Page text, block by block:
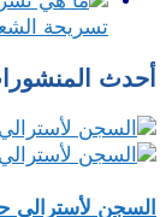
تسريحة الشعر
أحدث
السجن